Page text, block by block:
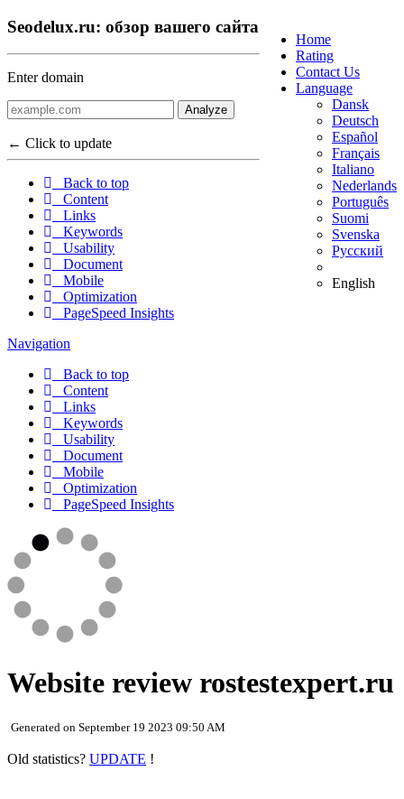
Home
Rating
Contact Us
Language
Dansk
Deutsch
Español
Français
Italiano
Nederlands
Português
Suomi
Svenska
Русский
English
Seodelux.ru: обзор вашего сайта
Enter domain
Analyze
← Click to update
Back to top
Content
Links
Keywords
Usability
Document
Mobile
Optimization
PageSpeed Insights
Navigation
Back to top
Content
Links
Keywords
Usability
Document
Mobile
Optimization
PageSpeed Insights
Website review rostestexpert.ru
Generated on September 19 2023 09:50 AM
Old statistics? UPDATE !